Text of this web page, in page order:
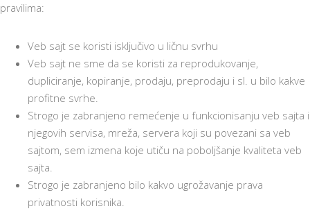
pravilima:
Veb sajt se koristi isključivo u ličnu svrhu
Veb sajt ne sme da se koristi za reprodukovanje,
dupliciranje, kopiranje, prodaju, preprodaju i sl. u bilo kakve
profitne svrhe.
Strogo je zabranjeno remećenje u funkcionisanju veb sajta i
njegovih servisa, mreža, servera koji su povezani sa veb
sajtom, sem izmena koje utiču na poboljšanje kvaliteta veb
sajta.
Strogo je zabranjeno bilo kakvo ugrožavanje prava
privatnosti korisnika.